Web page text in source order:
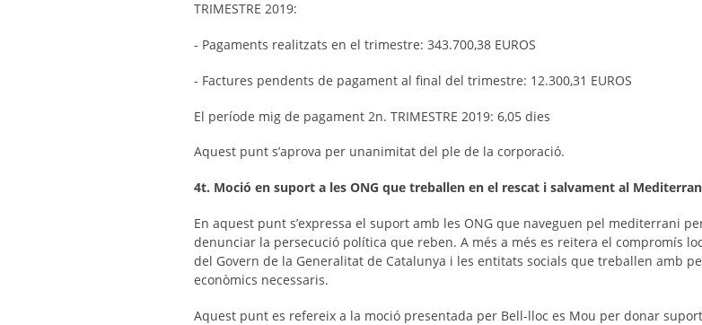
TRIMESTRE 2019:
- Pagaments realitzats en el trimestre: 343.700,38 EUROS
- Factures pendents de pagament al final del trimestre: 12.300,31 EUROS
El període mig de pagament 2n. TRIMESTRE 2019: 6,05 dies
Aquest punt s’aprova per unanimitat del ple de la corporació.
4t. Moció en suport a les ONG que treballen en el rescat i salvament al
En aquest punt s’expressa el suport amb les ONG que naveguen pel mediterrani
denunciar la persecució política que reben. A més a més es reitera el compromís
del Govern de la Generalitat de Catalunya i les entitats socials que treballen amb
econòmics necessaris.
Aquest punt es refereix a la moció presentada per Bell-lloc es Mou per donar